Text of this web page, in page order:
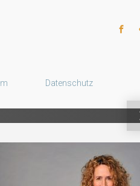
Datenschutz